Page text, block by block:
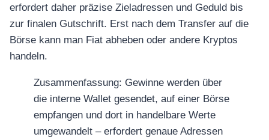
erfordert daher präzise Zieladressen und Geduld bis
zur finalen Gutschrift. Erst nach dem Transfer auf die
Börse kann man Fiat abheben oder andere Kryptos
handeln.
Zusammenfassung: Gewinne werden über
die interne Wallet gesendet, auf einer Börse
empfangen und dort in handelbare Werte
umgewandelt – erfordert genaue Adressen